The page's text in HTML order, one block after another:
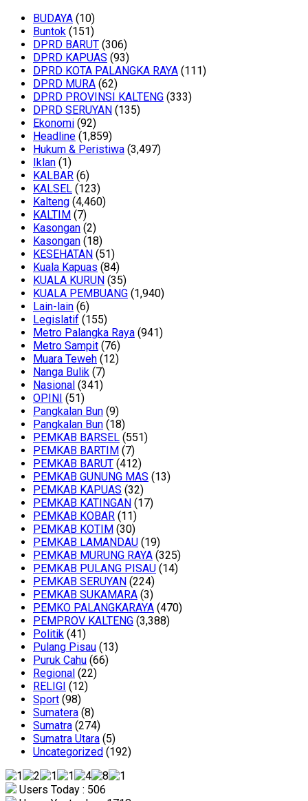
BUDAYA (10)
Buntok (151)
DPRD BARUT (306)
DPRD KAPUAS (93)
DPRD KOTA PALANGKA RAYA (111)
DPRD MURA (62)
DPRD PROVINSI KALTENG (333)
DPRD SERUYAN (135)
Ekonomi (92)
Headline (1,859)
Hukum & Peristiwa (3,497)
Iklan (1)
KALBAR (6)
KALSEL (123)
Kalteng (4,460)
KALTIM (7)
Kasongan (2)
Kasongan (18)
KESEHATAN (51)
Kuala Kapuas (84)
KUALA KURUN (35)
KUALA PEMBUANG (1,940)
Lain-lain (6)
Legislatif (155)
Metro Palangka Raya (941)
Metro Sampit (76)
Muara Teweh (12)
Nanga Bulik (7)
Nasional (341)
OPINI (51)
Pangkalan Bun (9)
Pangkalan Bun (18)
PEMKAB BARSEL (551)
PEMKAB BARTIM (7)
PEMKAB BARUT (412)
PEMKAB GUNUNG MAS (13)
PEMKAB KAPUAS (32)
PEMKAB KATINGAN (17)
PEMKAB KOBAR (11)
PEMKAB KOTIM (30)
PEMKAB LAMANDAU (19)
PEMKAB MURUNG RAYA (325)
PEMKAB PULANG PISAU (14)
PEMKAB SERUYAN (224)
PEMKAB SUKAMARA (3)
PEMKO PALANGKARAYA (470)
PEMPROV KALTENG (3,388)
Politik (41)
Pulang Pisau (13)
Puruk Cahu (66)
Regional (22)
RELIGI (12)
Sport (98)
Sumatera (8)
Sumatra (274)
Sumatra Utara (5)
Uncategorized (192)
Users Today : 506